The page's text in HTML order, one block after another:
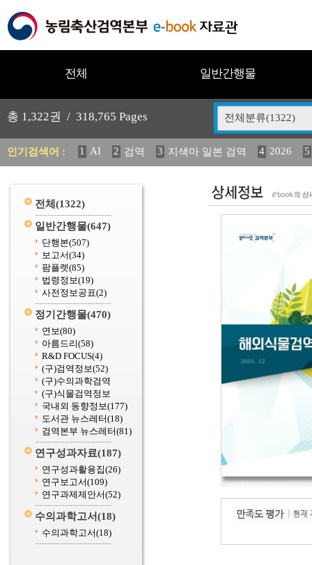
전체 일반간행물
총 1,322권 / 318,765 Pages 전체분류(1322)
인기검색어 : 1 AI 2 검역 3 지색마 일본 검역 4 2026
5
11 2025 12 중독성 식물 도감 13 媛 異 14
전체 (1322)
일반간행물(647)
단행본(507)
보고서(34)
팜플렛(85)
법령정보(19)
사전정보공표(2)
정기간행물(470)
연보(80)
아름드리(58)
R&D FOCUS(4)
(구)검역정보(52)
(구)수의과학검역
(구)식물검역정보
국내외 동향정보(177)
도서관 뉴스레터(18)
검역본부 뉴스레터(81)
연구성과자료(187)
연구성과활용집(26)
연구보고서(109)
연구과제제안서(52)
수의과학고서(18)
수의과학고서(18)